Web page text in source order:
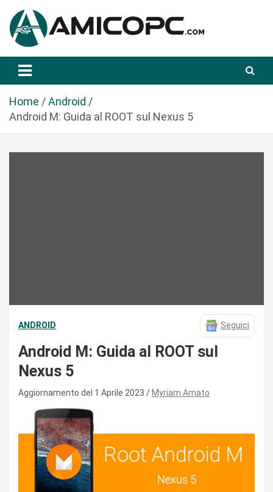
a
Amicopc.com
Home
Android
Android M: Guida al ROOT sul Nexus 5
ANDROID Seguici
Android M: Guida al ROOT sul
Nexus 5
Aggiornamento del 1 Aprile 2023 Myriam Amato